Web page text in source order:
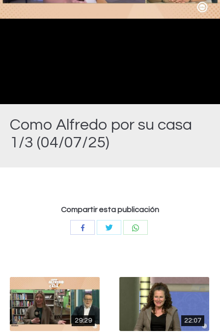
Como Alfredo por su casa
1/3 (04/07/25)
Video
Compartir esta publicación
CompartirCompartir
29:29 22:07